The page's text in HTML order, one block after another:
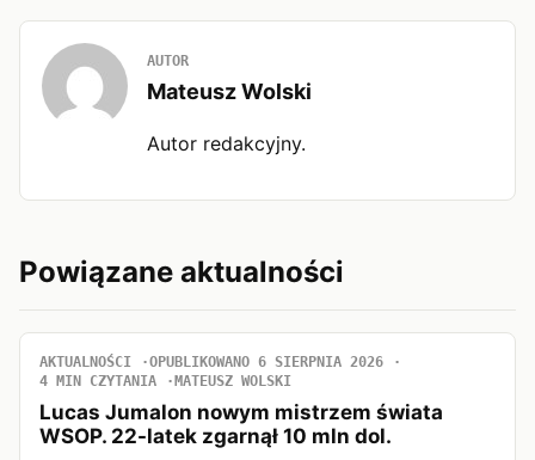
AUTOR
Mateusz Wolski
Autor redakcyjny.
Powiązane aktualności
AKTUALNOŚCI
OPUBLIKOWANO 6 SIERPNIA 2026
4 MIN CZYTANIA
MATEUSZ WOLSKI
Lucas Jumalon nowym mistrzem świata
WSOP. 22-latek zgarnął 10 mln dol.